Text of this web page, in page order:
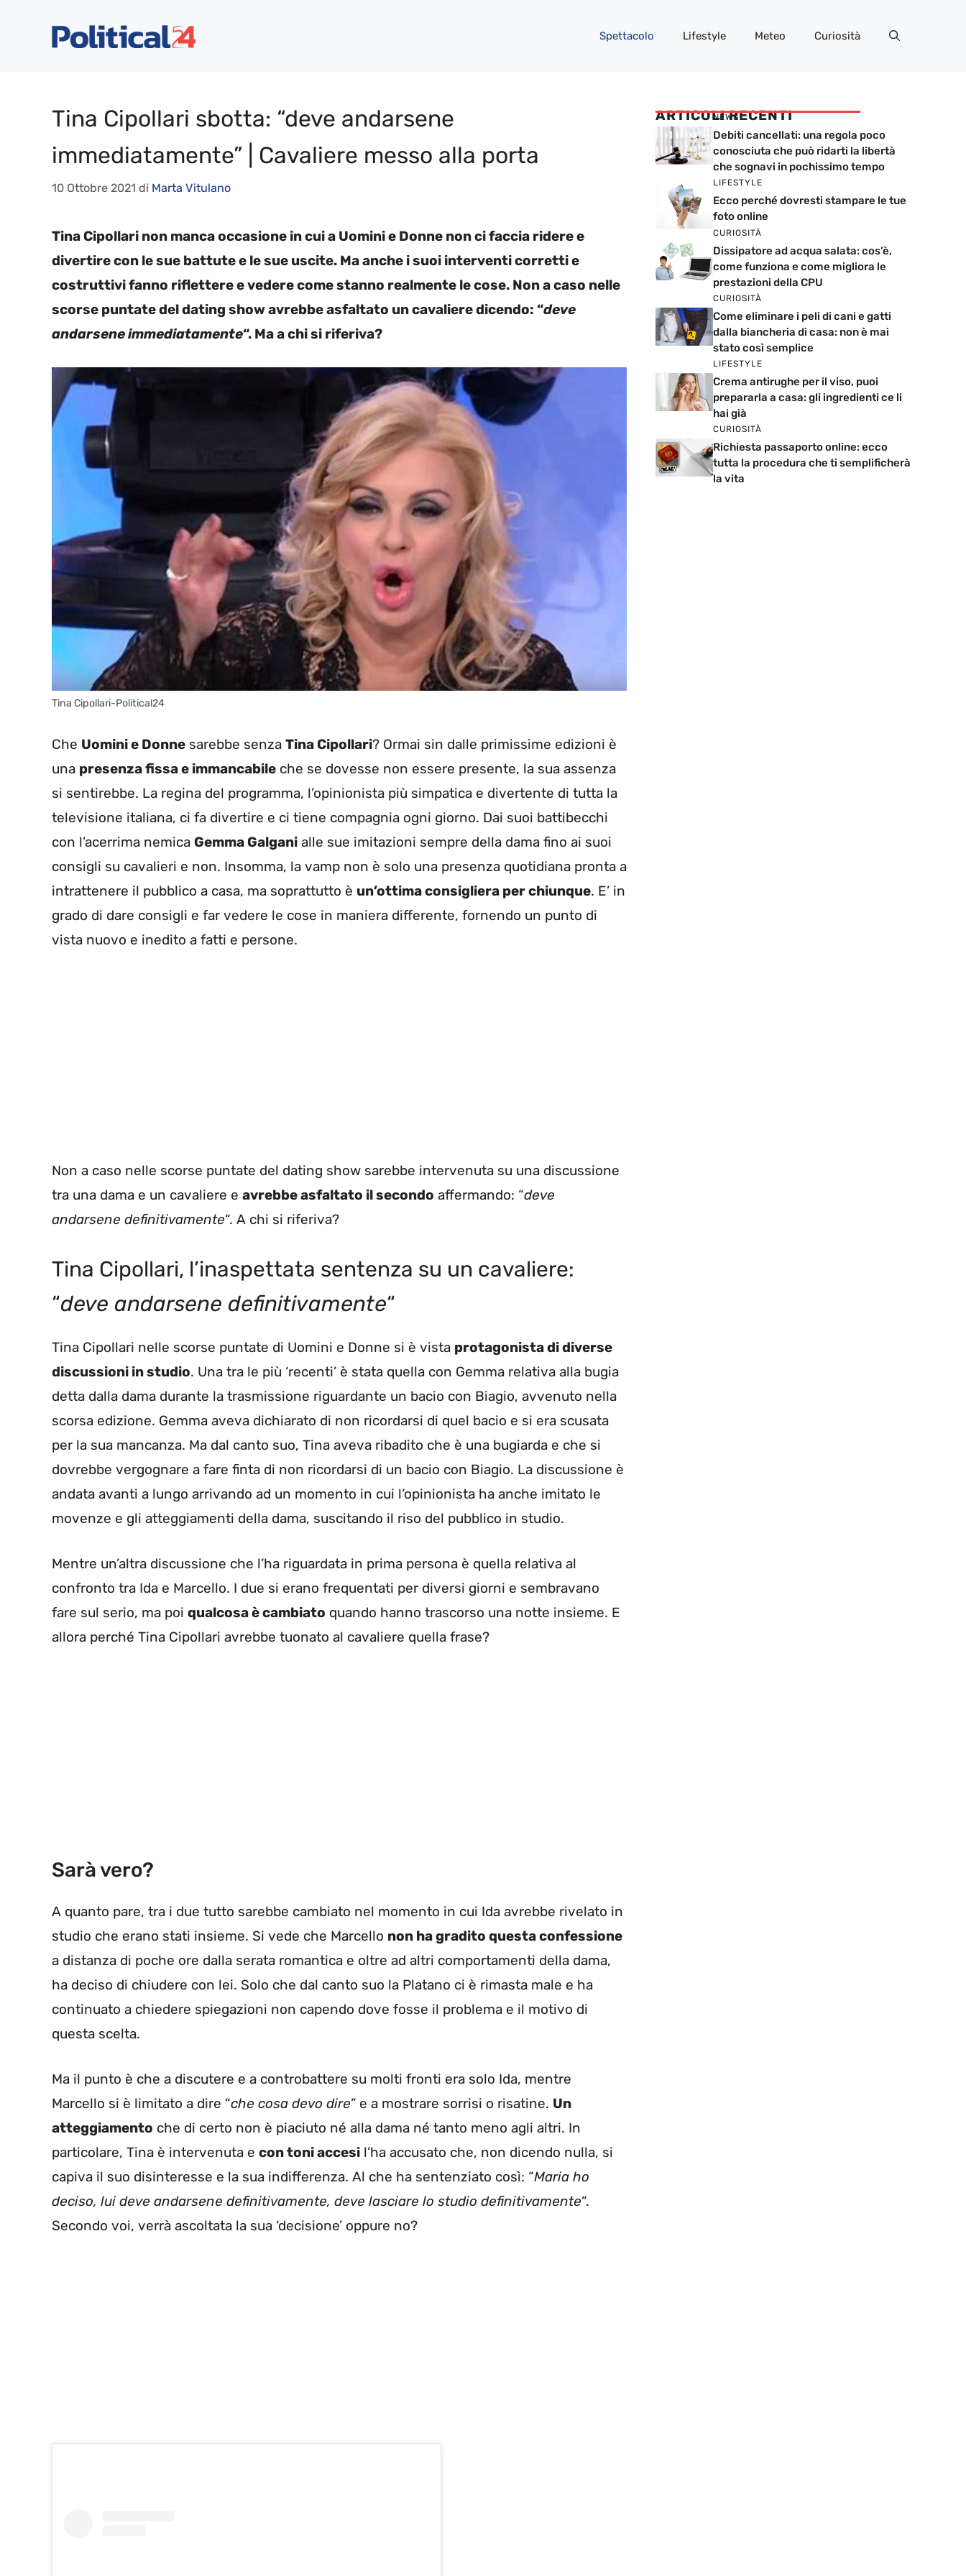
Spettacolo Lifestyle Meteo Curiosità
Tina Cipollari sbotta: “deve andarsene
immediatamente” | Cavaliere messo alla porta
10 Ottobre 2021 di Marta Vitulano
Tina Cipollari non manca occasione in cui a Uomini e Donne non ci faccia ridere e
divertire con le sue battute e le sue uscite. Ma anche i suoi interventi corretti e
costruttivi fanno riflettere e vedere come stanno realmente le cose. Non a caso nelle
scorse puntate del dating show avrebbe asfaltato un cavaliere dicendo: “deve
andarsene immediatamente“. Ma a chi si riferiva?
Tina Cipollari-Political24
Che Uomini e Donne sarebbe senza Tina Cipollari? Ormai sin dalle primissime edizioni è
una presenza fissa e immancabile che se dovesse non essere presente, la sua assenza
si sentirebbe. La regina del programma, l’opinionista più simpatica e divertente di tutta la
televisione italiana, ci fa divertire e ci tiene compagnia ogni giorno. Dai suoi battibecchi
con l’acerrima nemica Gemma Galgani alle sue imitazioni sempre della dama fino ai suoi
consigli su cavalieri e non. Insomma, la vamp non è solo una presenza quotidiana pronta a
intrattenere il pubblico a casa, ma soprattutto è un’ottima consigliera per chiunque. E’ in
grado di dare consigli e far vedere le cose in maniera differente, fornendo un punto di
vista nuovo e inedito a fatti e persone.
Non a caso nelle scorse puntate del dating show sarebbe intervenuta su una discussione
tra una dama e un cavaliere e avrebbe asfaltato il secondo affermando: “deve
andarsene definitivamente“. A chi si riferiva?
Tina Cipollari, l’inaspettata sentenza su un cavaliere:
“deve andarsene definitivamente“
Tina Cipollari nelle scorse puntate di Uomini e Donne si è vista protagonista di diverse
discussioni in studio. Una tra le più ‘recenti’ è stata quella con Gemma relativa alla bugia
detta dalla dama durante la trasmissione riguardante un bacio con Biagio, avvenuto nella
scorsa edizione. Gemma aveva dichiarato di non ricordarsi di quel bacio e si era scusata
per la sua mancanza. Ma dal canto suo, Tina aveva ribadito che è una bugiarda e che si
dovrebbe vergognare a fare finta di non ricordarsi di un bacio con Biagio. La discussione è
andata avanti a lungo arrivando ad un momento in cui l’opinionista ha anche imitato le
movenze e gli atteggiamenti della dama, suscitando il riso del pubblico in studio.
Mentre un’altra discussione che l’ha riguardata in prima persona è quella relativa al
confronto tra Ida e Marcello. I due si erano frequentati per diversi giorni e sembravano
fare sul serio, ma poi qualcosa è cambiato quando hanno trascorso una notte insieme. E
allora perché Tina Cipollari avrebbe tuonato al cavaliere quella frase?
Sarà vero?
A quanto pare, tra i due tutto sarebbe cambiato nel momento in cui Ida avrebbe rivelato in
studio che erano stati insieme. Si vede che Marcello non ha gradito questa confessione
a distanza di poche ore dalla serata romantica e oltre ad altri comportamenti della dama,
ha deciso di chiudere con lei. Solo che dal canto suo la Platano ci è rimasta male e ha
continuato a chiedere spiegazioni non capendo dove fosse il problema e il motivo di
questa scelta.
Ma il punto è che a discutere e a controbattere su molti fronti era solo Ida, mentre
Marcello si è limitato a dire “che cosa devo dire” e a mostrare sorrisi o risatine. Un
atteggiamento che di certo non è piaciuto né alla dama né tanto meno agli altri. In
particolare, Tina è intervenuta e con toni accesi l’ha accusato che, non dicendo nulla, si
capiva il suo disinteresse e la sua indifferenza. Al che ha sentenziato così: “Maria ho
deciso, lui deve andarsene definitivamente, deve lasciare lo studio definitivamente“.
Secondo voi, verrà ascoltata la sua ‘decisione’ oppure no?
ARTICOLI RECENTI
NEWS
Debiti cancellati: una regola poco
conosciuta che può ridarti la libertà
che sognavi in pochissimo tempo
LIFESTYLE
Ecco perché dovresti stampare le tue
foto online
CURIOSITÀ
Dissipatore ad acqua salata: cos’è,
come funziona e come migliora le
prestazioni della CPU
CURIOSITÀ
Come eliminare i peli di cani e gatti
dalla biancheria di casa: non è mai
stato così semplice
LIFESTYLE
Crema antirughe per il viso, puoi
prepararla a casa: gli ingredienti ce li
hai già
CURIOSITÀ
Richiesta passaporto online: ecco
tutta la procedura che ti semplificherà
la vita